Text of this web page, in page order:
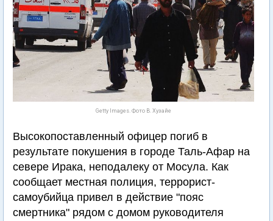
Getty Images. Фото В. Хузайе
Высокопоставленный офицер погиб в
результате покушения в городе Таль-Афар на
севере Ирака, неподалеку от Мосула. Как
сообщает местная полиция, террорист-
самоубийца привел в действие "пояс
смертника" рядом с домом руководителя